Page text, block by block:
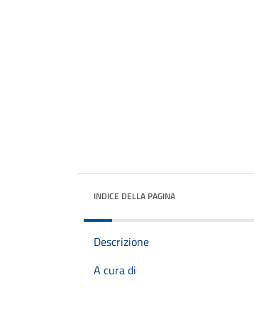
INDICE DELLA PAGINA
Descrizione
A cura di